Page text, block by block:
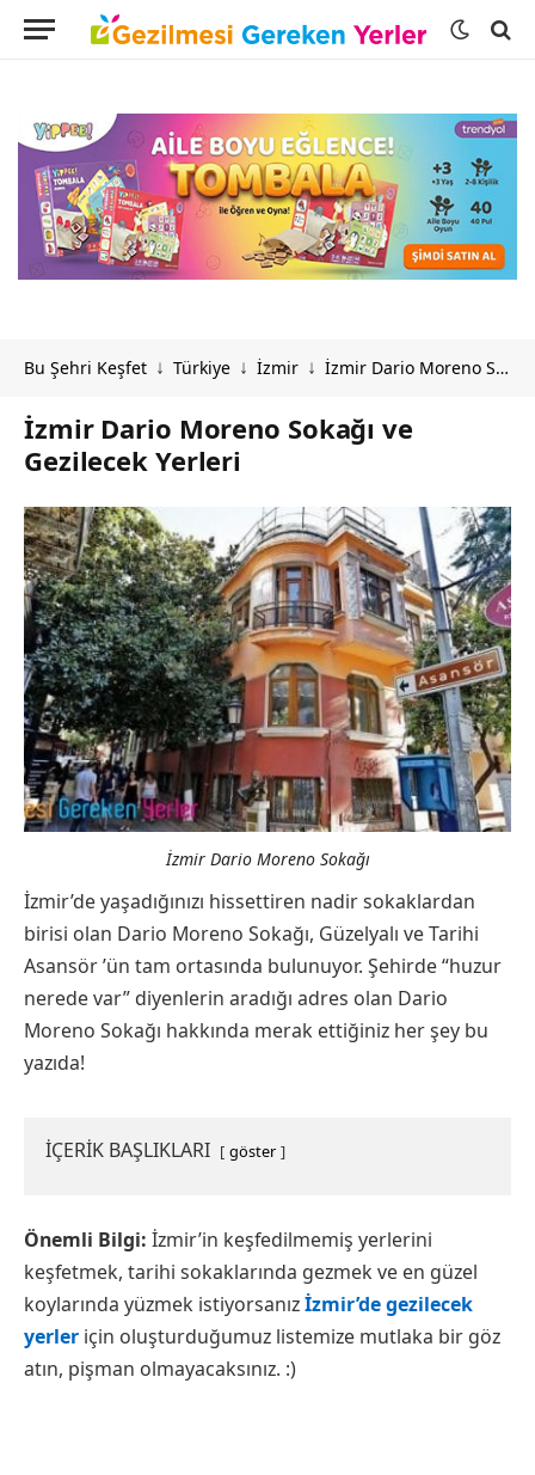
Bu Şehri Keşfet ↓ Türkiye ↓ İzmir ↓ İzmir Dario Moreno Sokağı ve Gezilecek Yerleri
İzmir Dario Moreno Sokağı ve
Gezilecek Yerleri
İzmir Dario Moreno Sokağı
İzmir’de yaşadığınızı hissettiren nadir sokaklardan
birisi olan Dario Moreno Sokağı, Güzelyalı ve Tarihi
Asansör ’ün tam ortasında bulunuyor. Şehirde “huzur
nerede var” diyenlerin aradığı adres olan Dario
Moreno Sokağı hakkında merak ettiğiniz her şey bu
yazıda!
İÇERİK BAŞLIKLARI göster
Önemli Bilgi: İzmir’in keşfedilmemiş yerlerini
keşfetmek, tarihi sokaklarında gezmek ve en güzel
koylarında yüzmek istiyorsanızİzmir’de gezilecek
yerler için oluşturduğumuz listemize mutlaka bir göz
atın, pişman olmayacaksınız. :)